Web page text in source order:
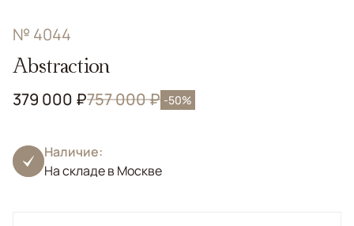
№ 4044
Abstraction
379 000 ₽757 000 ₽ -50%
Наличие:
На складе в Москве